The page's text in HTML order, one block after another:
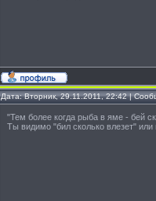
Дата: Вторник, 29.11.2011, 22:42 |
"Тем более когда рыба в яме - бей
Ты видимо "бил сколько влезет"